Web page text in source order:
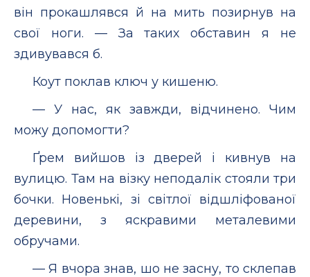
він прокашлявся й на мить позирнув на
свої ноги. — За таких обставин я не
здивувався б.
Коут поклав ключ у кишеню.
— У нас, як завжди, відчинено. Чим
можу допомогти?
Ґрем вийшов із дверей і кивнув на
вулицю. Там на візку неподалік стояли три
бочки. Новенькі, зі світлої відшліфованої
деревини, з яскравими металевими
обручами.
— Я вчора знав, шо не засну, то склепав